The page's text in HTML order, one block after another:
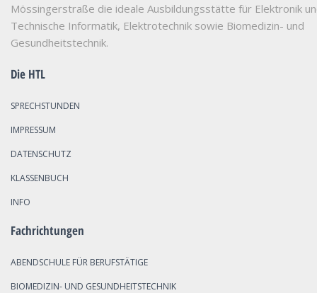
Mössingerstraße die ideale Ausbildungsstätte für Elektronik
Technische Informatik, Elektrotechnik sowie Biomedizin- und
Gesundheitstechnik.
Die HTL
SPRECHSTUNDEN
IMPRESSUM
DATENSCHUTZ
KLASSENBUCH
INFO
Fachrichtungen
ABENDSCHULE FÜR BERUFSTÄTIGE
BIOMEDIZIN- UND GESUNDHEITSTECHNIK